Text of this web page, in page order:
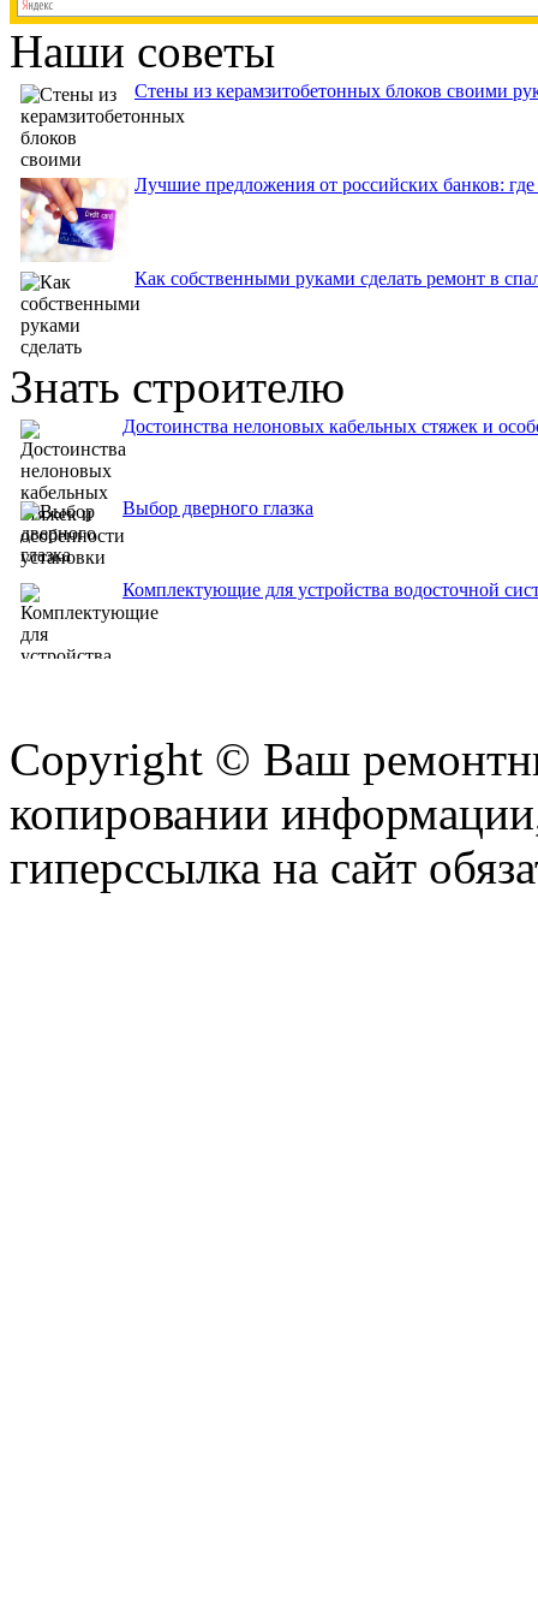
Наши советы
Стены из керамзитобетонных блоков своими
Лучшие предложения от российских банков:
Как собственными руками сделать ремонт в
Знать строителю
Достоинства нелоновых кабельных стяжек и
Выбор дверного глазка
Комплектующие для устройства водосточной
Copyright © Ваш
копировании
гиперссылка на сайт